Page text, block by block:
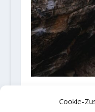
Cookie-
"Shaolin"